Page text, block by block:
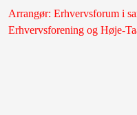
Arrangør: Erhvervsforum i
Erhvervsforening og Høje-